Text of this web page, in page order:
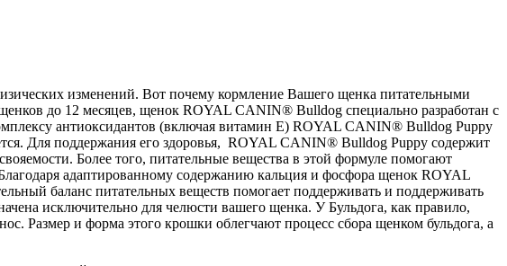
изменений. Вот почему кормление Вашего щенка питательными
до 12 месяцев, щенок ROYAL CANIN® Bulldog специально разработан с
антиоксидантов (включая витамин Е) ROYAL CANIN® Bulldog Puppy
Для поддержания его здоровья, ROYAL CANIN® Bulldog Puppy содержит
Более того, питательные вещества в этой формуле помогают
адаптированному содержанию кальция и фосфора щенок ROYAL
баланс питательных веществ помогает поддерживать и поддерживать
исключительно для челюсти вашего щенка. У Бульдога, как правило,
Размер и форма этого крошки облегчают процесс сбора щенком бульдога, а